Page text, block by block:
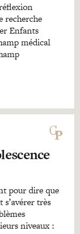
recherche
Enfants
médical
pour dire que
s’avérer très
niveaux :